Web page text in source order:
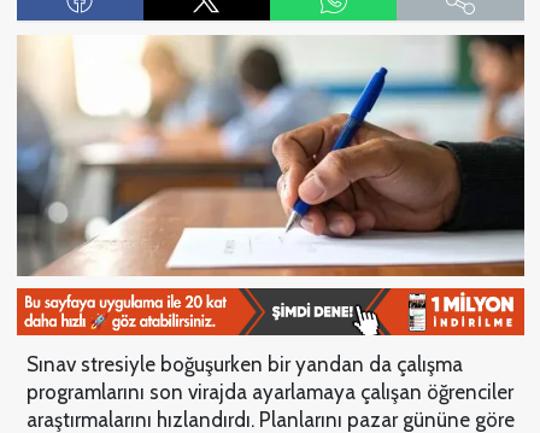
Sınav stresiyle boğuşurken bir yandan da çalışma
programlarını son virajda ayarlamaya çalışan öğrenciler
araştırmalarını hızlandırdı. Planlarını pazar gününe göre